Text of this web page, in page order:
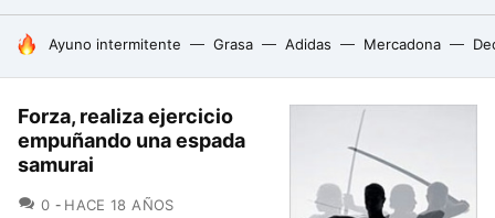
HOY SE HABLA DE
Ayuno intermitente Grasa Adidas Mercadona
Forza, realiza ejercicio
empuñando una espada
samurai
0 COMENTARIOS
HACE 18 AÑOS